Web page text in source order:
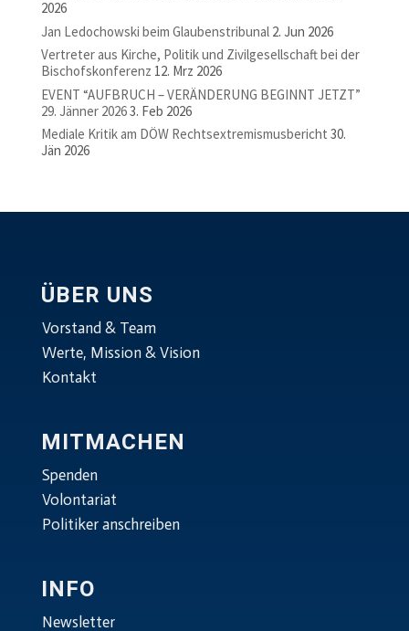
2026
Jan Ledochowski beim Glaubenstribunal 2. Jun 2026
Vertreter aus Kirche, Politik und Zivilgesellschaft bei der
Bischofskonferenz 12. Mrz 2026
EVENT “AUFBRUCH – VERÄNDERUNG BEGINNT JETZT”
29. Jänner 20263. Feb 2026
Mediale Kritik am DÖW Rechtsextremismusbericht 30.
Jän 2026
ÜBER UNS
Vorstand & Team
Werte, Mission & Vision
Kontakt
MITMACHEN
Spenden
Volontariat
Politiker anschreiben
INFO
Newsletter